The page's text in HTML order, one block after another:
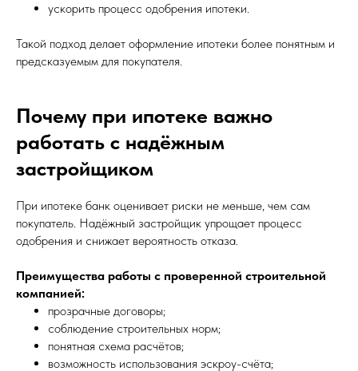
ускорить процесс одобрения ипотеки.
Такой подход делает оформление ипотеки более понятным и
предсказуемым для покупателя.
Почему при ипотеке важно
работать с надёжным
застройщиком
При ипотеке банк оценивает риски не меньше, чем сам
покупатель. Надёжный застройщик упрощает процесс
одобрения и снижает вероятность отказа.
Преимущества работы с проверенной строительной
компанией:
прозрачные договоры;
соблюдение строительных норм;
понятная схема расчётов;
возможность использования эскроу-счёта;